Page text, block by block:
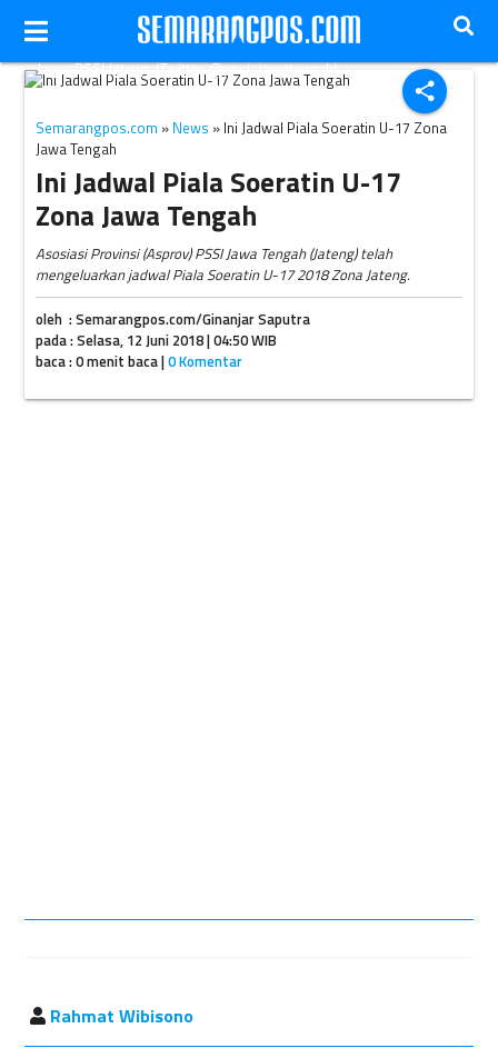
share
Logo PSSI Jateng. (Twitter-@pssi_jawatengah)
Semarangpos.com » News » Ini Jadwal Piala Soeratin U-17 Zona
Jawa Tengah
Ini Jadwal Piala Soeratin U-17
Zona Jawa Tengah
Asosiasi Provinsi (Asprov) PSSI Jawa Tengah (Jateng) telah
mengeluarkan jadwal Piala Soeratin U-17 2018 Zona Jateng.
oleh : Semarangpos.com/Ginanjar Saputra
pada : Selasa, 12 Juni 2018 | 04:50 WIB
baca : 0 menit baca |0 Komentar
Rahmat Wibisono